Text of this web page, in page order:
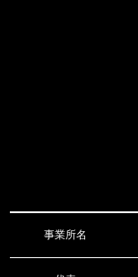
事業所名